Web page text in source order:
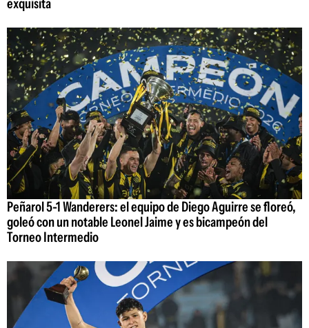
exquisita
Peñarol 5-1 Wanderers: el equipo de Diego Aguirre se floreó,
goleó con un notable Leonel Jaime y es bicampeón del
Torneo Intermedio